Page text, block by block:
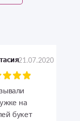
21.07.2020
на
букет